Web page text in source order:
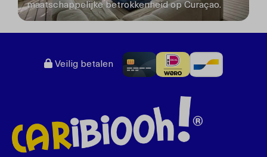
maatschappelijke betrokkenheid op Curaçao.
Veilig betalen